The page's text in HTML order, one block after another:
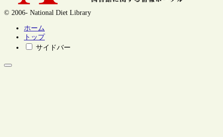
© 2006- National Diet Library
ホーム
トップ
サイドバー